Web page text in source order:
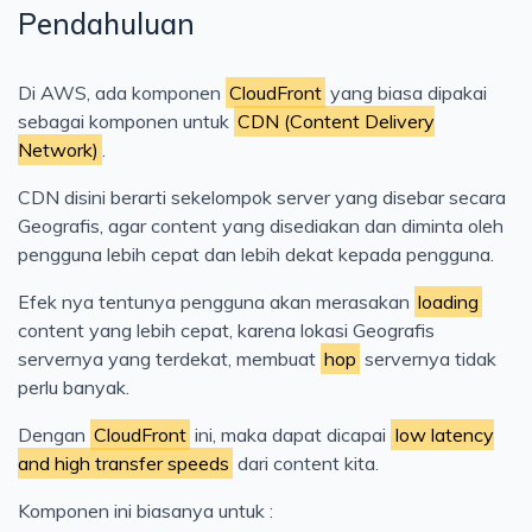
Cloud
Konsep
Jaringan
Kerja
Artificial Intelligence
Pendahuluan
Di AWS, ada komponen CloudFront yang biasa dipakai
sebagai komponen untuk CDN (Content Delivery
Network)
CDN disini berarti sekelompok server yang disebar secara
Geografis, agar content yang disediakan dan diminta oleh
pengguna lebih cepat dan lebih dekat kepada pengguna.
Efek nya tentunya pengguna akan merasakan loading
content yang lebih cepat, karena lokasi Geografis
servernya yang terdekat, membuat hop servernya tidak
perlu banyak.
Dengan CloudFront ini, maka dapat dicapai low latency
and high transfer speeds dari content kita.
Komponen ini biasanya untuk :